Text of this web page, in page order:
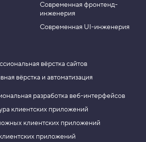
r
a
m
Современная фронтенд-
инженерия
Современная UI-инженерия
вёрстка сайтов
вёрстка и автоматизация
разработка веб-интерфейсов
клиентских приложений
клиентских приложений
приложений